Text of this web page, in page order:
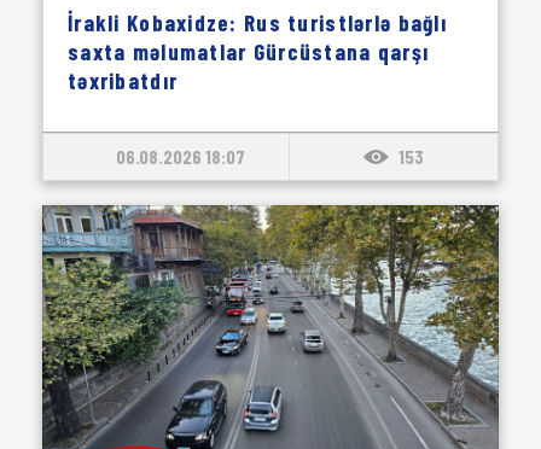
İrakli Kobaxidze: Rus turistlərlə bağlı
saxta məlumatlar Gürcüstana qarşı
təxribatdır
06.08.2026 18:07 153